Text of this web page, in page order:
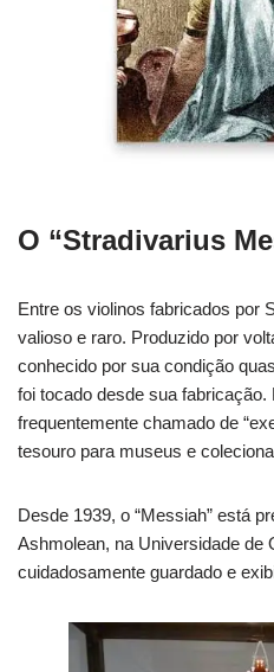
O “Stradivarius
Entre os violinos fabricados por
valioso e raro. Produzido por
conhecido por sua condição
foi tocado desde sua
frequentemente chamado de
tesouro para museus e
Desde 1939, o “Messiah” está
Ashmolean, na Universidade de
cuidadosamente guardado e